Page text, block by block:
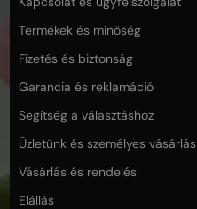
Termékek és minőség
Fizetés és biztonság
Garancia és reklamáció
Segítség a választáshoz
Üzletünk és személyes vásárlás
Vásárlás és rendelés
Elállás